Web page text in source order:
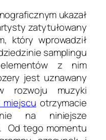
ukazał
zatytułowany
który wprowadził
samplingu
z nim
jest uznawany
rozwoju muzyki
otrzymacie
na niniejsze
Od tego momentu